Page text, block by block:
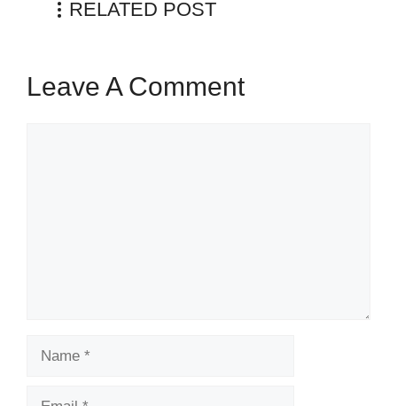
RELATED POST
Leave A Comment